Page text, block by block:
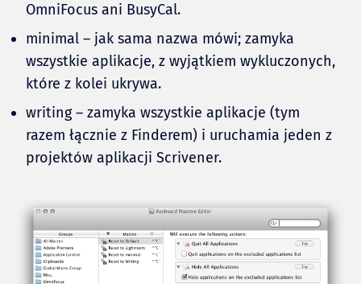
OmniFocus ani BusyCal.
minimal – jak sama nazwa mówi; zamyka
wszystkie aplikacje, z wyjątkiem wykluczonych,
które z kolei ukrywa.
writing – zamyka wszystkie aplikacje (tym
razem łącznie z Finderem) i uruchamia jeden z
projektów aplikacji Scrivener.